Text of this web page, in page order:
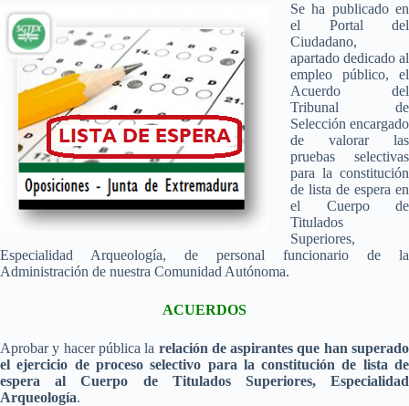
Se ha publicado en
el Portal del
Ciudadano,
apartado dedicado al
empleo público, el
Acuerdo del
Tribunal de
Selección encargado
de valorar las
pruebas selectivas
para la constitución
de lista de espera en
el Cuerpo de
Titulados
Superiores,
Especialidad Arqueología, de personal funcionario de la
Administración de nuestra Comunidad Autónoma.
ACUERDOS
Aprobar y hacer pública la relación de aspirantes que han superado
el ejercicio de proceso selectivo para la constitución de lista de
espera al Cuerpo de Titulados Superiores, Especialidad
Arqueología.